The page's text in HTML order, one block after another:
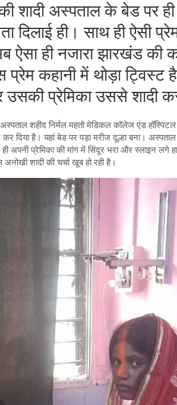
शादी अस्पताल के बेड पर
दिलाई ही। साथ ही ऐसी
ऐसा ही नजारा झारखंड की
प्रेम कहानी में थोड़ा
प्रेमिका उससे शादी
शहीद निर्मल महतो मेडिकल कॉलेज एंड
कर दिया है। यहां बेड पर पड़ा मरीज दूल्हा बना।
अपनी प्रेमिका की मांग में सिंदूर भरा और स्लाइन
शादी की चर्चा खूब हो रही है।